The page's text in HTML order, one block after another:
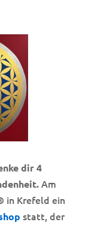
dir 4
Am
in Krefeld ein
statt, der